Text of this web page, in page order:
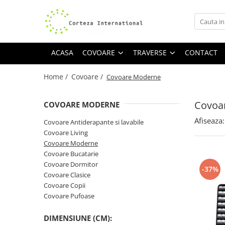
Covoare Moderne
Covoare Bucatarie
Covoare Clasice
Covoare Copii
Covoare Pufoase
Traverse antiderapante
ACASA COVOARE TRAVERSE CONTACT
Home / Covoare / Covoare Moderne
COVOARE MODERNE
Covoare Antiderapante si lavabile
Covoare Living
Covoare Moderne
Covoare Bucatarie
Covoare Dormitor
Covoare Clasice
Covoare Copii
Covoare Pufoase
DIMENSIUNE (CM):
Afiseaza:
-37%